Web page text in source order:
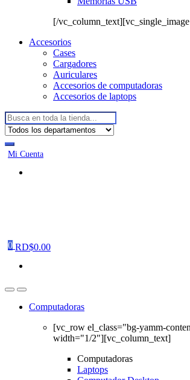
[/
Accesorios
Cases
Cargadores
Auriculares
Accesorios de computadoras
Accesorios de laptops
Buscar:
Mi Cuenta
0 RD$0.00
Computadoras
[vc_row el_class="bg-yamm-
width="1/2"][vc_column_text]
Computadoras
Laptops